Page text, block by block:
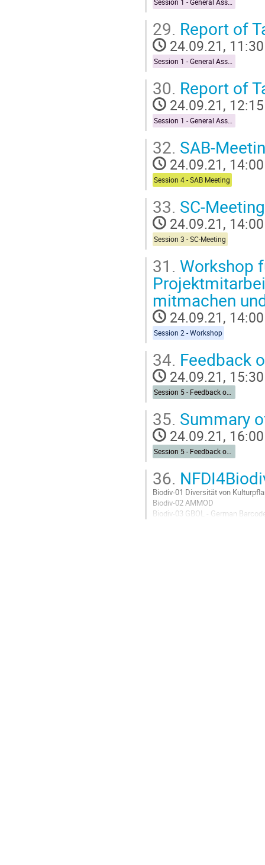
29. Report of
24.09.21, 11:30
30. Report of
24.09.21, 12:15
32. SAB-
24.09.21, 14:00
Session 4 - SAB Meeting
33. SC-Meeting
24.09.21, 14:00
Session 3 - SC-Meeting
31. Workshop
mitmachen
24.09.21, 14:00
Session 2 - Workshop
34. Feedback
24.09.21, 15:30
35. Summary
24.09.21, 16:00
36.
Biodiv-01 Diversität von
Biodiv-02 AMMOD
Biodiv-03 GBOL - German